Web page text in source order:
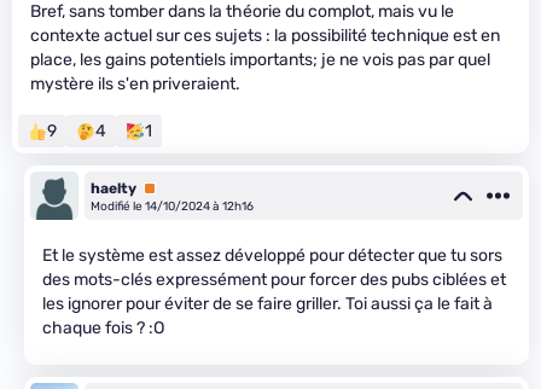
Bref, sans tomber dans la théorie du complot, mais vu le
contexte actuel sur ces sujets : la possibilité technique est en
place, les gains potentiels importants; je ne vois pas par quel
mystère ils s'en priveraient.
9 4 1
haelty Premium
Modifié le 14/10/2024 à 12h16
Et le système est assez développé pour détecter que tu sors
des mots-clés expressément pour forcer des pubs ciblées et
les ignorer pour éviter de se faire griller. Toi aussi ça le fait à
chaque fois ? :O